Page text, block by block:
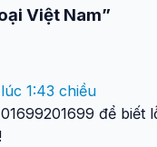
Việt Nam”
1:43 chiều
để biết